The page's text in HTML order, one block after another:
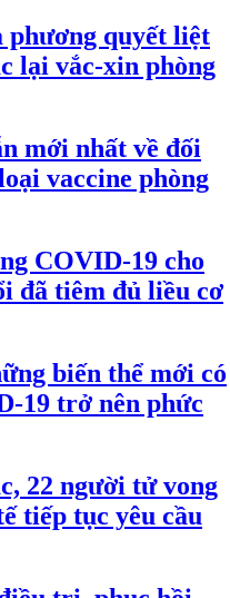
phương quyết liệt
lại vắc-xin phòng
mới nhất về đối
vaccine phòng
COVID-19 cho
đã tiêm đủ liều cơ
biến thể mới có
19 trở nên phức
22 người tử vong
tiếp tục yêu cầu